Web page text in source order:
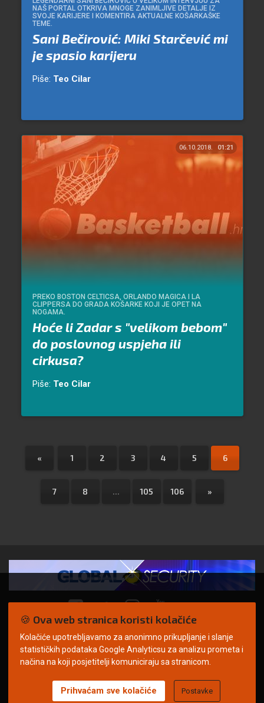
NAŠ PORTAL OTKRIVA MNOGE ZANIMLJIVE DETALJE IZ
SVOJE KARIJERE I KOMENTIRA AKTUALNE KOŠARKAŠKE
TEME.
Sani Bečirović: Miki Starčević mi
je spasio karijeru
Piše: Teo Cilar
06.10.2018. 01:21
PREKO BOSTON CELTICSA, ORLANDO MAGICA I LA
CLIPPERSA DO GRADA KOŠARKE KOJI JE OPET NA
NOGAMA.
Hoće li Zadar s "velikom bebom"
do poslovnog uspjeha ili
cirkusa?
Piše: Teo Cilar
« 1 2 3 4 5 6
7 8 ... 105 106 »
© Copyright 2026. | ARILEO
🍪 Ova web stranica koristi kolačiće
Kolačiće upotrebljavamo za anonimno prikupljanje i slanje
statističkih podataka Google Analyticsu za analizu prometa i
načina na koji posjetitelji komuniciraju sa stranicom.
Prihvaćam sve kolačiće Postavke